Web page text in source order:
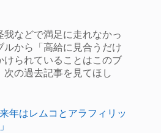
などで満足に走れなかっ
から「高給に見合うだけ
られていることはこのブ
次の過去記事を見てほし
年はレムコとアラフィリッ